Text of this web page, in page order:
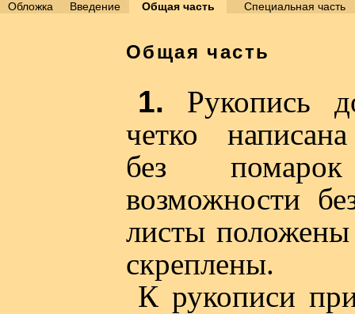
Обложка Введение Общая часть Специальная часть
Общая часть
1. Рукопись
четко
без
возможности
листы
скреплены.
К рукописи